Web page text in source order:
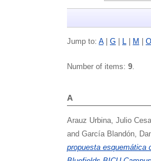
Jump to: A| G L M O
Number of items: 9.
A
Arauz Urbina, Julio
and García Blandón,
propuesta esquemática